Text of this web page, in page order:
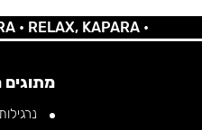
KAPARA •
מתוגים
נרגילות Alpha Hookah